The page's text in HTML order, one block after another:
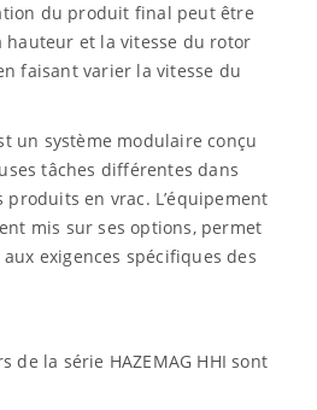
du produit final peut être
et la vitesse du rotor
faisant varier la vitesse du
un système modulaire conçu
tâches différentes dans
en vrac. L’équipement
mis sur ses options, permet
exigences spécifiques des
de la série HAZEMAG HHI sont